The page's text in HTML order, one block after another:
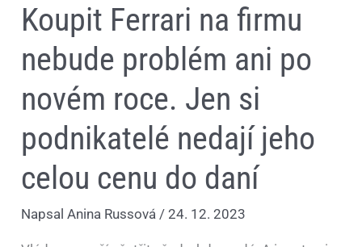
Koupit Ferrari na firmu
nebude problém ani po
novém roce. Jen si
podnikatelé nedají jeho
celou cenu do daní
NapsalAnina Russová/24. 12. 2023
celou
cenu
daní